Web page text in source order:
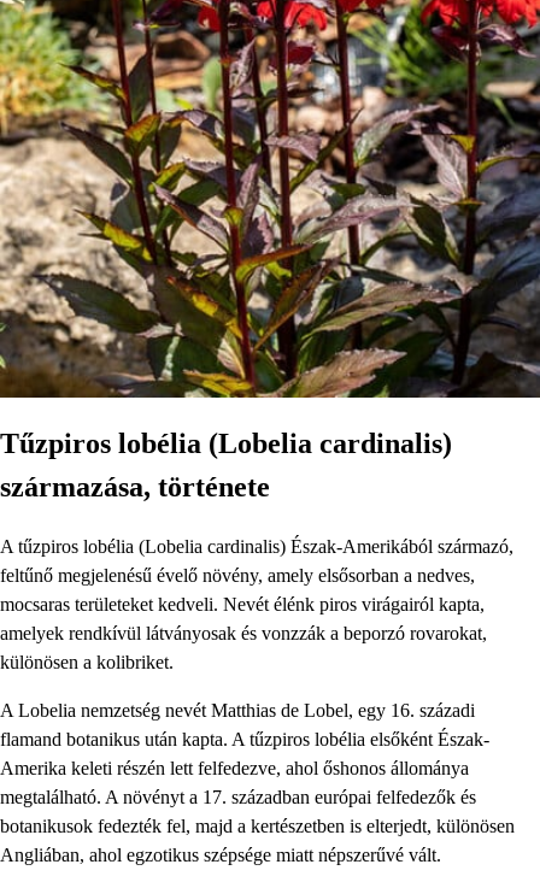
Tűzpiros lobélia (Lobelia cardinalis)
származása, története
A tűzpiros lobélia (Lobelia cardinalis) Észak-Amerikából származó,
feltűnő megjelenésű évelő növény, amely elsősorban a nedves,
mocsaras területeket kedveli. Nevét élénk piros virágairól kapta,
amelyek rendkívül látványosak és vonzzák a beporzó rovarokat,
különösen a kolibriket.
A Lobelia nemzetség nevét Matthias de Lobel, egy 16. századi
flamand botanikus után kapta. A tűzpiros lobélia elsőként Észak-
Amerika keleti részén lett felfedezve, ahol őshonos állománya
megtalálható. A növényt a 17. században európai felfedezők és
botanikusok fedezték fel, majd a kertészetben is elterjedt, különösen
Angliában, ahol egzotikus szépsége miatt népszerűvé vált.